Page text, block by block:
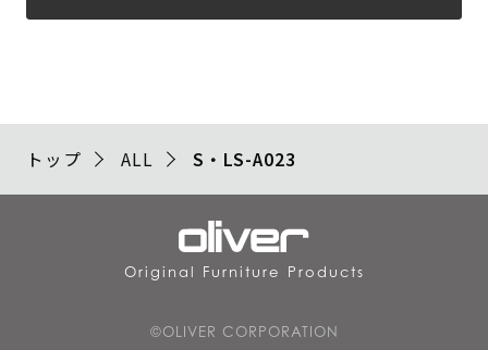
トップ ALL S・LS-A023
Original Furniture Products
©OLIVER CORPORATION